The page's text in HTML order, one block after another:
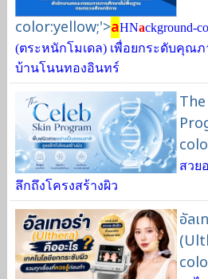
color:yellow;'>aHNackground-
(ตระหนักโมเดล) เพื่อยกระดับคุณภ
บ้านโนนทองอินทร์
สวย
ลึกถึงโครงสร้างผิว
อัลเ